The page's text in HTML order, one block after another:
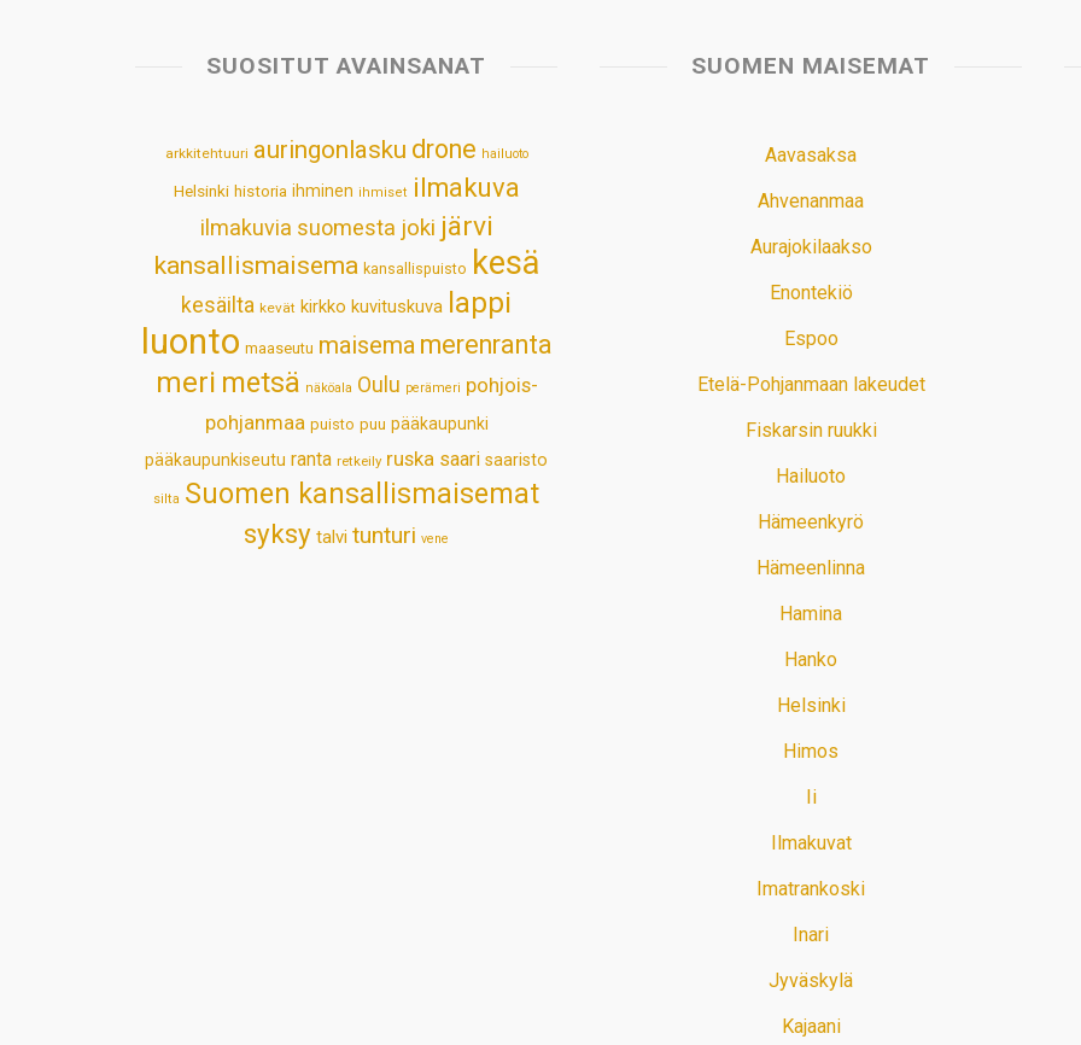
SUOSITUT AVAINSANAT
arkkitehtuuri auringonlasku drone hailuoto
Helsinki historia ihminen ihmiset ilmakuva
ilmakuvia suomesta joki järvi
kansallismaisema kansallispuisto kesä
kesäilta kevät kirkko kuvituskuva lappi
luonto maaseutu maisema merenranta
meri metsä näköala Oulu perämeri pohjois-
pohjanmaa puisto puu pääkaupunki
pääkaupunkiseutu ranta retkeily ruska saari saaristo
silta Suomen kansallismaisemat
syksy talvi tunturi vene
SUOMEN MAISEMAT
Aavasaksa
Ahvenanmaa
Aurajokilaakso
Enontekiö
Espoo
Etelä-Pohjanmaan lakeudet
Fiskarsin ruukki
Hailuoto
Hämeenkyrö
Hämeenlinna
Hamina
Hanko
Helsinki
Himos
Ii
Ilmakuvat
Imatrankoski
Inari
Jyväskylä
Kajaani